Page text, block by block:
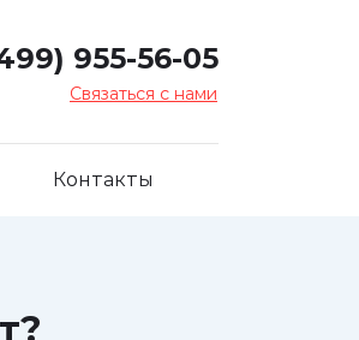
955-56-05
Связаться с нами
Контакты